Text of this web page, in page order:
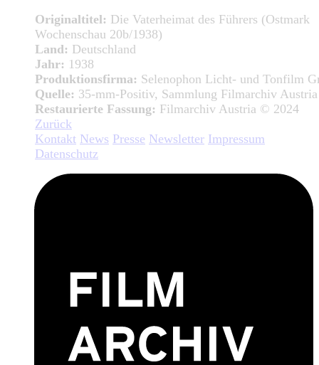
Originaltitel: Die Vaterheimat des Führers (Ostmark
Wochenschau 20b/1938)
Land: Deutschland
Jahr: 1938
Produktionsfirma: Selenophon Licht- und Tonfilm
Quelle: 35-mm-Positiv, Sammlung Filmarchiv Austria
Restaurierte Fassung: Filmarchiv Austria © 2024
Zurück
Kontakt News Presse Newsletter Impressum
Datenschutz